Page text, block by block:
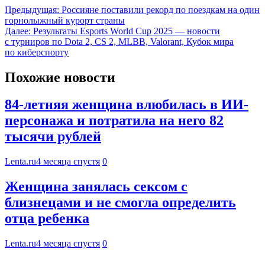
Предыдущая: Россияне поставили рекорд по поездкам на один
горнолыжный курорт страны
Далее: Результаты Esports World Cup 2025 — новости
с турниров по Dota 2, CS 2, MLBB, Valorant, Кубок мира
по киберспорту
Похожие новости
84-летняя женщина влюбилась в ИИ-
персонажа и потратила на него 82
тысячи рублей
Lenta.ru4 месяца спустя 0
Женщина занялась сексом с
близнецами и не смогла определить
отца ребенка
Lenta.ru4 месяца спустя 0